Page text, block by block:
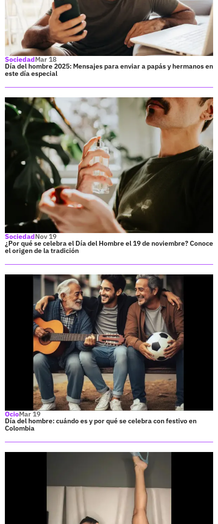
SociedadMar 18
Día del hombre 2025: Mensajes para enviar a papás y hermanos en
este día especial
SociedadNov 19
¿Por qué se celebra el Día del Hombre el 19 de noviembre? Conoce
el origen de la tradición
OcioMar 19
Día del hombre: cuándo es y por qué se celebra con festivo en
Colombia